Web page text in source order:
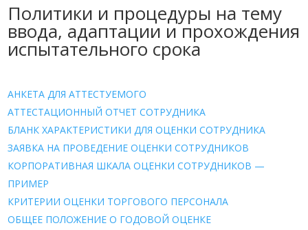
Политики и процедуры на тему
ввода, адаптации и прохождения
испытательного срока
АНКЕТА ДЛЯ АТТЕСТУЕМОГО
АТТЕСТАЦИОННЫЙ ОТЧЕТ СОТРУДНИКА
БЛАНК ХАРАКТЕРИСТИКИ ДЛЯ ОЦЕНКИ СОТРУДНИКА
ЗАЯВКА НА ПРОВЕДЕНИЕ ОЦЕНКИ СОТРУДНИКОВ
КОРПОРАТИВНАЯ ШКАЛА ОЦЕНКИ СОТРУДНИКОВ —
ПРИМЕР
КРИТЕРИИ ОЦЕНКИ ТОРГОВОГО ПЕРСОНАЛА
ОБЩЕЕ ПОЛОЖЕНИЕ О ГОДОВОЙ ОЦЕНКЕ